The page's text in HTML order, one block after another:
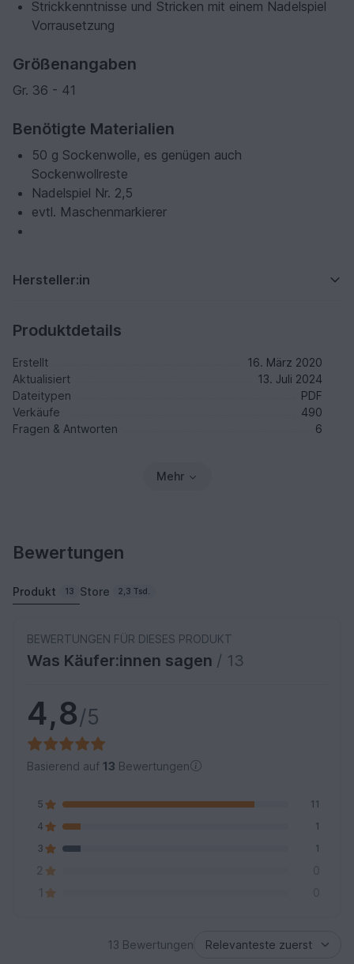
Strickkenntnisse und Stricken mit einem Nadelspiel
Vorrausetzung
Größenangaben
Gr. 36 - 41
Benötigte Materialien
50 g Sockenwolle, es genügen auch
Sockenwollreste
Nadelspiel Nr. 2,5
evtl. Maschenmarkierer
Hersteller:in
Produktdetails
Erstellt
16. März 2020
Aktualisiert
13. Juli 2024
Dateitypen
PDF
Verkäufe
490
Fragen & Antworten
6
Mehr
Bewertungen
Produkt 13 Store 2,3 Tsd.
BEWERTUNGEN FÜR DIESES PRODUKT
Was Käufer:innen sagen / 13
4,8/5
Basierend auf 13 Bewertungen
5
11
4
1
3
1
2
0
1
0
13 Bewertungen